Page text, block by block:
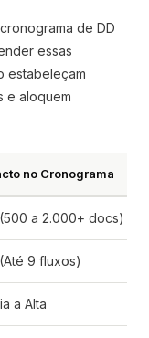
de DD
essas
estabeleçam
e aloquem
no Cronograma
a 2.000+ docs)
9 fluxos)
a Alta